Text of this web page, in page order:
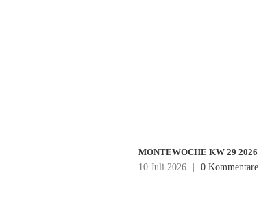
MONTEWOCHE KW 29 2026
10 Juli 2026
| 0 Kommentare